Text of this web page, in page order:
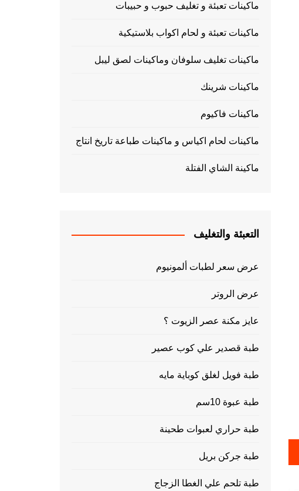
ماكينات تعبئة و تغليف حبوب و حبيبات
ماكينات تعبئة و لحام اكواب بلاستيكية
ماكينات تغليف سلوفان وماكينات لصق ليبل
ماكينات شرينك
ماكينات فاكيوم
ماكينات لحام اكياس و ماكينات طباعة تاريخ انتاج
ماكينة الشاي الفتلة
التعبئة والتغليف
عرض سعر لطبات ألمونيوم
عرض الروتر
عايز مكنة عصر الزيوت ؟
طبة قصدير علي كوب عصير
طبة فويل لغلق كوباية مايه
طبة عبوة 10سم
طبة حراري لعبوات طحينة
طبة جركن بريل
طبة تلحم علي الغطا الزجاج